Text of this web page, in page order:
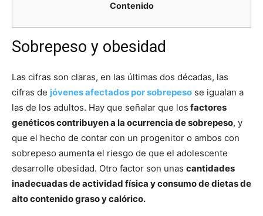
Contenido
Sobrepeso y obesidad
Las cifras son claras, en las últimas dos décadas, las
cifras de jóvenes afectados por sobrepeso se igualan a
las de los adultos. Hay que señalar que los factores
genéticos contribuyen a la ocurrencia de sobrepeso, y
que el hecho de contar con un progenitor o ambos con
sobrepeso aumenta el riesgo de que el adolescente
desarrolle obesidad. Otro factor son unas cantidades
inadecuadas de actividad física y consumo de dietas de
alto contenido graso y calórico.